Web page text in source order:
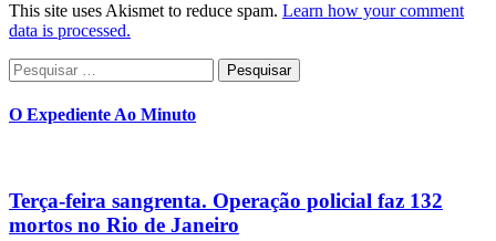
This site uses Akismet to reduce spam. Learn how your comment
data is processed.
Pesquisar
por:
O Expediente Ao Minuto
Terça-feira sangrenta. Operação policial faz 132
mortos no Rio de Janeiro